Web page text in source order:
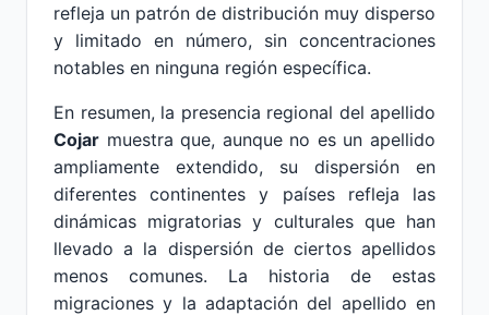
refleja un patrón de distribución muy disperso
y limitado en número, sin concentraciones
notables en ninguna región específica.
En resumen, la presencia regional del apellido
Cojar muestra que, aunque no es un apellido
ampliamente extendido, su dispersión en
diferentes continentes y países refleja las
dinámicas migratorias y culturales que han
llevado a la dispersión de ciertos apellidos
menos comunes. La historia de estas
migraciones y la adaptación del apellido en